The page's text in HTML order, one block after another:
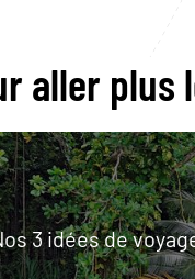
aller plus
3 idées de